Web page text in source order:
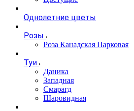
Однолетние цветы
Розы
Роза Канадская Парковая
Туи
Даника
Западная
Смарагд
Шаровидная